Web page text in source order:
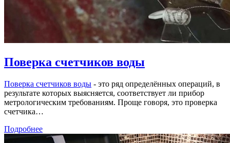
Поверка счетчиков воды
Поверка счетчиков воды - это ряд определённых операций, в
результате которых выясняется, соответствует ли прибор
метрологическим требованиям. Проще говоря, это проверка
счетчика…
Подробнее